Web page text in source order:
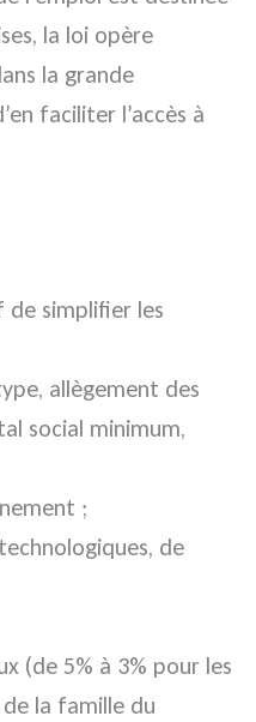
la loi opère
la grande
faciliter l’accès à
de simplifier les
allègement des
social minimum,
;
de
(de 5% à 3% pour les
la famille du